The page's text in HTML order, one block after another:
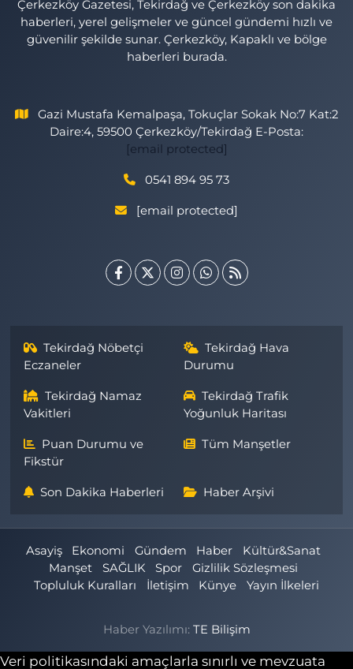
Çerkezköy Gazetesi, Tekirdağ ve Çerkezköy son dakika
haberleri, yerel gelişmeler ve güncel gündemi hızlı ve
güvenilir şekilde sunar. Çerkezköy, Kapaklı ve bölge
haberleri burada.
Gazi Mustafa Kemalpaşa, Tokuçlar Sokak No:7 Kat:2
Daire:4, 59500 Çerkezköy/Tekirdağ E-Posta:
[email protected]
0541 894 95 73
[email protected]
Tekirdağ Nöbetçi
Eczaneler
Tekirdağ Hava
Durumu
Tekirdağ Namaz
Vakitleri
Tekirdağ Trafik
Yoğunluk Haritası
Puan Durumu ve
Fikstür
Tüm Manşetler
Son Dakika Haberleri Haber Arşivi
Asayiş Ekonomi Gündem Haber
Kültür&Sanat
Manşet
SAĞLIK Spor
Gizlilik Sözleşmesi
Topluluk Kuralları
İletişim Künye Yayın İlkeleri
Haber Yazılımı: TE Bilişim
Veri politikasındaki amaçlarla sınırlı ve mevzuata